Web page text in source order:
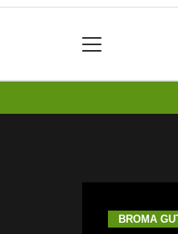
BROMA